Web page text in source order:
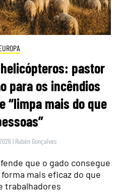
pastor
para os incêndios
“limpa mais do que
| Rubén Gonçalves
que o gado consegue
mais eficaz do que
trabalhadores